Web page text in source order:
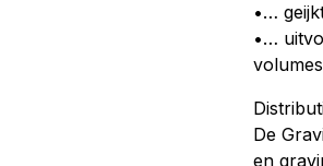
•…
•…
De
en